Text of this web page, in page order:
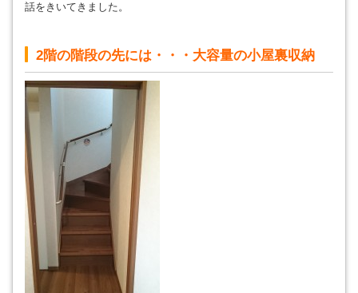
話をきいてきました。
2階の階段の先には・・・大容量の小屋裏収納